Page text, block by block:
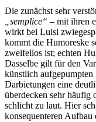
Die zunächst sehr
„semplice“ – mit ihren
wirkt bei Luisi
kommt die Humoreske
zweifellos ist; echten
Dasselbe gilt für den
künstlich aufgepumpten
Darbietungen eine
überdecken sehr häufig
schlicht zu laut. Hier
konsequenteren